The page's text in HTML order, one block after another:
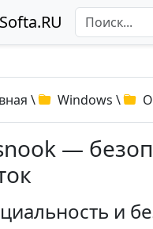
\ Windows \
—
и